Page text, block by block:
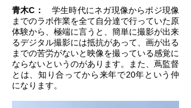
青木C：
学生時代にネガ現像からポジ現像
までのラボ作業を全て自分達で行っていた原
体験から、極端に言うと、簡単に撮影が出来
るデジタル撮影には抵抗があって、画が出る
までの苦労がないと映像を撮っている感覚に
ならないというのがあります。また、蔦監督
とは、知り合ってから来年で20年という仲
になります。